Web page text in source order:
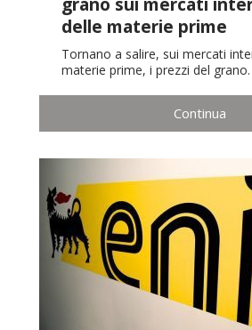
delle materie prime
Tornano a salire, sui mercati
materie prime, i prezzi del
Continua